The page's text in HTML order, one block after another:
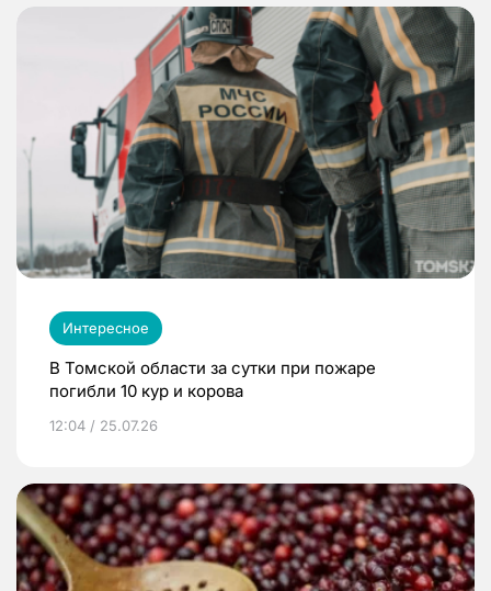
Интересное
В Томской области за сутки при пожаре
погибли 10 кур и корова
12:04 / 25.07.26